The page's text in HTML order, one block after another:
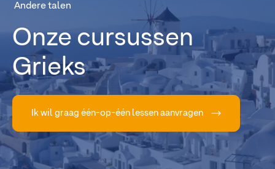
Andere talen
Onze cursussen
Grieks
Ik wil graag één-op-één lessen aanvragen